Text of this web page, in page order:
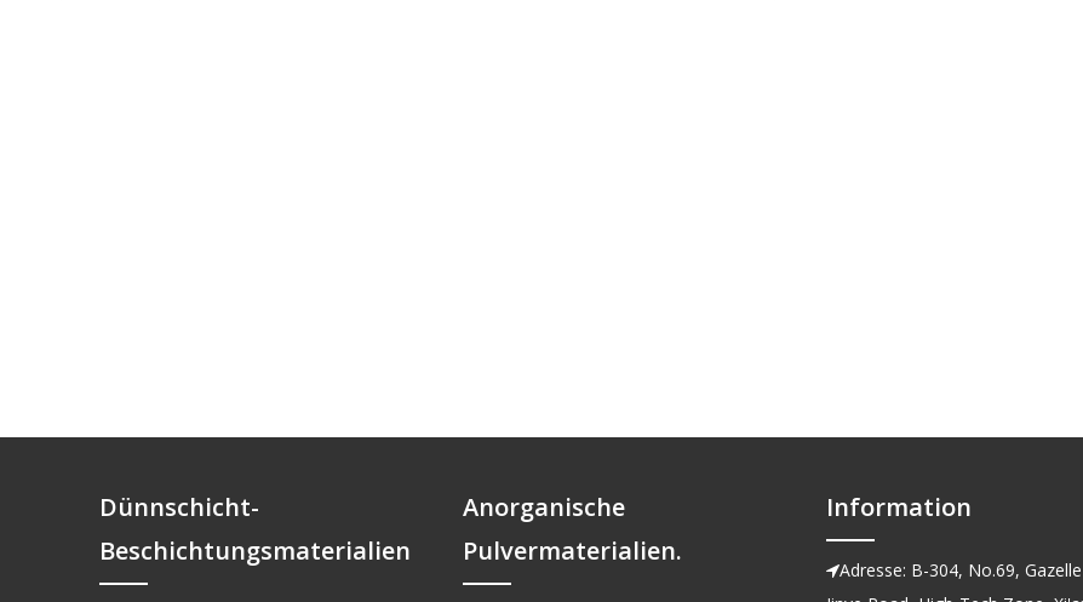
Dünnschicht-
Beschichtungsmaterialien
Anorganische
Pulvermaterialien.
Information
Adresse: B-304, No.69,